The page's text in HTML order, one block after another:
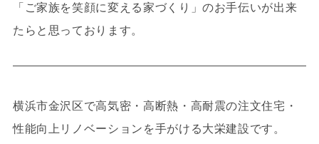
「ご家族を笑顔に変える家づくり」のお手伝いが出来
たらと思っております。
横浜市金沢区で高気密・高断熱・高耐震の注文住宅・
性能向上リノベーションを手がける大栄建設です。